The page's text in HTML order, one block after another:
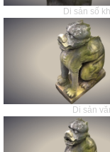
Di sản số
Di sản